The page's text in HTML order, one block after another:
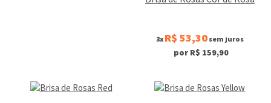
3x R$ 53,30sem juros
por R$ 159,90